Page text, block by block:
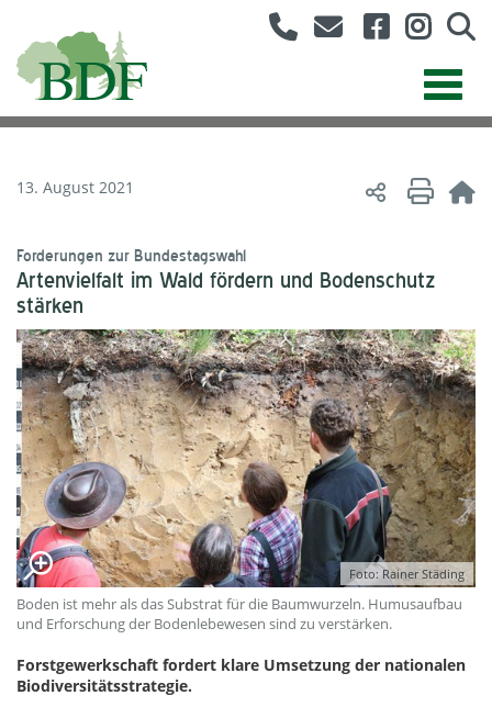
13. August 2021
Forderungen zur Bundestagswahl
Artenvielfalt im Wald fördern und Bodenschutz
stärken
Foto: Rainer Städing
Boden ist mehr als das Substrat für die Baumwurzeln. Humusaufbau
und Erforschung der Bodenlebewesen sind zu verstärken.
Forstgewerkschaft fordert klare Umsetzung der nationalen
Biodiversitätsstrategie.